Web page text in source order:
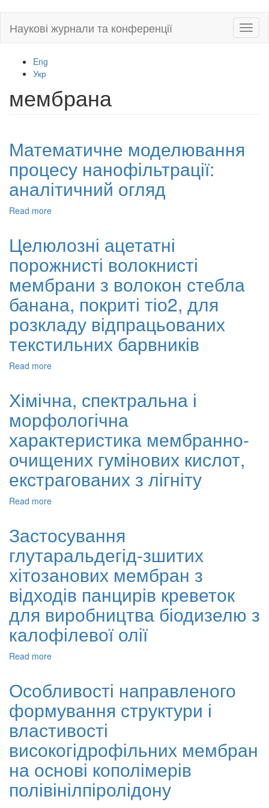
main
Наукові журнали та конференції
Eng
Укр
мембрана
Математичне моделювання
процесу нанофільтрації:
аналітичний огляд
Read more
процесу
нанофільтрації:
аналітичний
огляд
Целюлозні ацетатні
порожнисті волокнисті
мембрани з волокон стебла
банана, покриті тіо2, для
розкладу відпрацьованих
текстильних барвників
Read more
порожнисті
волокнисті
мембрани
з
волокон
стебла
банана,
покриті
відпрацьованих
текстильних
барвників
Хімічна, спектральна і
морфологічна
характеристика мембранно-
очищених гумінових кислот,
екстрагованих з лігніту
Read more
і
морфологічна
характеристика
мембранно-
очищених
гумінових
кислот,
екстрагованих
з
лігніту
Застосування
глутаральдегід-зшитих
хітозанових мембран з
відходів панцирів креветок
для виробництва біодизелю з
калофілевої олії
Read more
зшитих
мембран
з
відходів
панцирів
креветок
для
виробництва
біодизелю
Особливості направленого
формування структури і
властивості
високогідрофільних мембран
на основі кополімерів
полівінілпіролідону